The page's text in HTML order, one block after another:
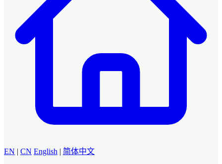
EN | CN English | 简体中文